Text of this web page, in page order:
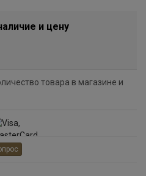
и цену
товара в магазине и